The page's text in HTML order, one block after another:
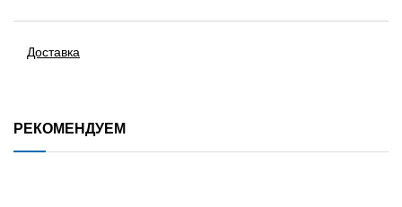
Цвет:
красная - арт. 75516
Доставка
РЕКОМЕНДУЕМ